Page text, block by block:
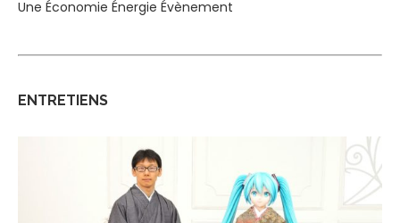
Une Économie Énergie Évènement
ENTRETIENS